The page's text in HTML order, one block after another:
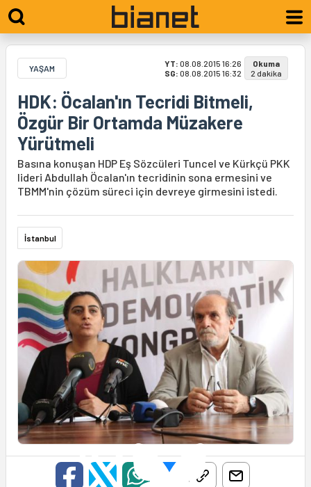
YAŞAM YT: 08.08.2015 16:26
SG: 08.08.2015 16:32
Okuma
2 dakika
HDK: Öcalan'ın Tecridi Bitmeli,
Özgür Bir Ortamda Müzakere
Yürütmeli
Basına konuşan HDP Eş Sözcüleri Tuncel ve Kürkçü PKK
lideri Abdullah Öcalan'ın tecridinin sona ermesini ve
TBMM'nin çözüm süreci için devreye girmesini istedi.
İstanbul